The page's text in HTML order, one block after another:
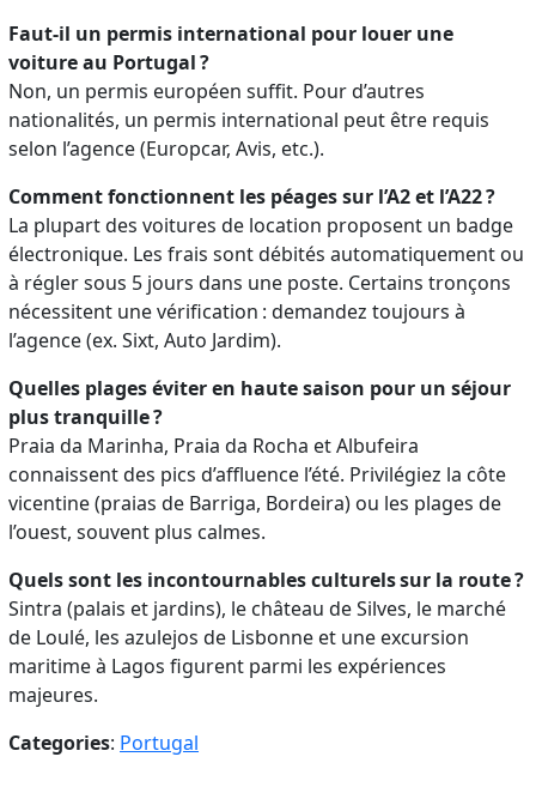
Faut-il un permis international pour louer une
voiture au Portugal ?
Non, un permis européen suffit. Pour d’autres
nationalités, un permis international peut être requis
selon l’agence (Europcar, Avis, etc.).
Comment fonctionnent les péages sur l’A2 et l’A22 ?
La plupart des voitures de location proposent un badge
électronique. Les frais sont débités automatiquement ou
à régler sous 5 jours dans une poste. Certains tronçons
nécessitent une vérification : demandez toujours à
l’agence (ex. Sixt, Auto Jardim).
Quelles plages éviter en haute saison pour un séjour
plus tranquille ?
Praia da Marinha, Praia da Rocha et Albufeira
connaissent des pics d’affluence l’été. Privilégiez la côte
vicentine (praias de Barriga, Bordeira) ou les plages de
l’ouest, souvent plus calmes.
Quels sont les incontournables culturels sur la route ?
Sintra (palais et jardins), le château de Silves, le marché
de Loulé, les azulejos de Lisbonne et une excursion
maritime à Lagos figurent parmi les expériences
majeures.
Categories: Portugal